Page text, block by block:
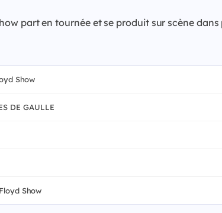
part en tournée et se produit sur scène
Show
DE GAULLE
Show